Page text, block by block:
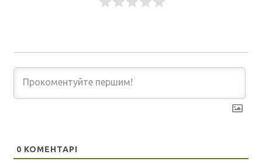
0 КОМЕНТАРІ